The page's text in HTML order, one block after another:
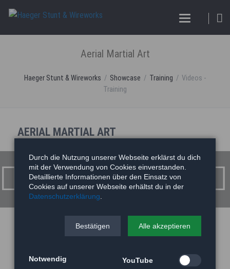
Aerial Martial Art
Haeger Stunt & Wireworks Showcase Training
Videos -
Training
AERIAL MARTIAL ART
Durch die Nutzung unserer Webseite erklärst du dich
mit der Verwendung von Cookies einverstanden.
Detaillierte Informationen über den Einsatz von
Cookies auf unserer Webseite erhältst du in der
Datenschutzerklärung.
Bestätigen Alle akzeptieren
Notwendig YouTube